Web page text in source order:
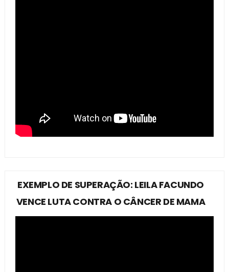
EXEMPLO DE SUPERAÇÃO: LEILA FACUNDO
VENCE LUTA CONTRA O CÂNCER DE MAMA